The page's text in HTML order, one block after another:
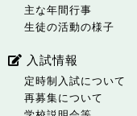
主な年間行事
生徒の活動の様子
入試情報
定時制入試について
再募集について